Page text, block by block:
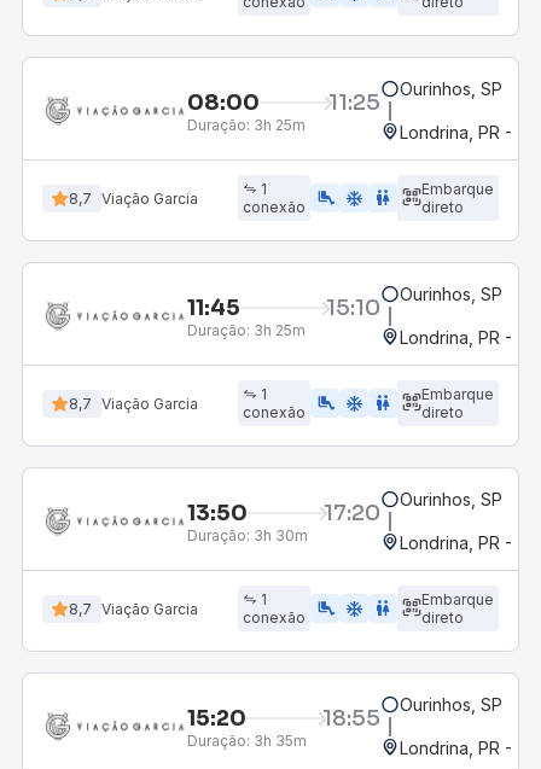
08:00 11:25
Duração: 3h 25m
Ourinhos, SP
Londrina, PR -
8,7 Viação Garcia
1
conexão
airline_seat_legroom_extra ac_unit WC
Embarque
direto
11:45 15:10
Duração: 3h 25m
Ourinhos, SP
Londrina, PR -
8,7 Viação Garcia
1
conexão
airline_seat_legroom_extra ac_unit WC
Embarque
direto
13:50 17:20
Duração: 3h 30m
Ourinhos, SP
Londrina, PR -
8,7 Viação Garcia
1
conexão
airline_seat_legroom_extra ac_unit WC
Embarque
direto
15:20 18:55
Duração: 3h 35m
Ourinhos, SP
Londrina, PR -